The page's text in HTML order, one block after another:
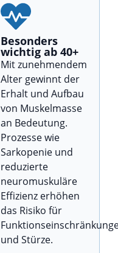
Besonders
wichtig ab 40+
Mit zunehmendem
Alter gewinnt der
Erhalt und Aufbau
von Muskelmasse
an Bedeutung.
Prozesse wie
Sarkopenie und
reduzierte
neuromuskuläre
Effizienz erhöhen
das Risiko für
und Stürze.